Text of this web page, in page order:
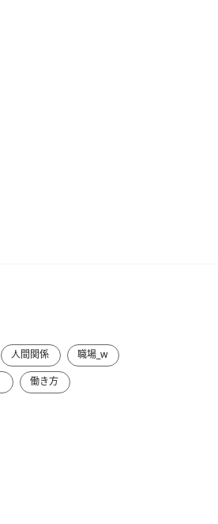
人間関係
職場_w
働き方